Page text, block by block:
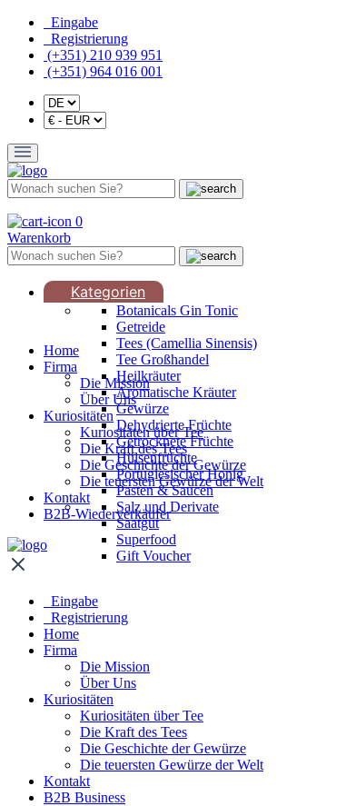
Eingabe
Registrierung
(+351) 210 939 951
(+351) 964 016 001
0
Warenkorb
Kategorien
Botanicals Gin Tonic
Getreide
Tees (Camellia Sinensis)
Tee Großhandel
Heilkräuter
Aromatische Kräuter
Gewürze
Dehydrierte Früchte
Getrocknete Früchte
Hülsenfrüchte
Portugiesischer Honig
Pasten & Saucen
Salz und Derivate
Saatgut
Superfood
Gift Voucher
Home
Firma
Die Mission
Über Uns
Kuriositäten
Kuriositäten über Tee
Die Kraft des Tees
Die Geschichte der Gewürze
Die teuersten Gewürze der Welt
Kontakt
B2B-Wiederverkäufer
Eingabe
Registrierung
Home
Firma
Die Mission
Über Uns
Kuriositäten
Kuriositäten über Tee
Die Kraft des Tees
Die Geschichte der Gewürze
Die teuersten Gewürze der Welt
Kontakt
B2B Business